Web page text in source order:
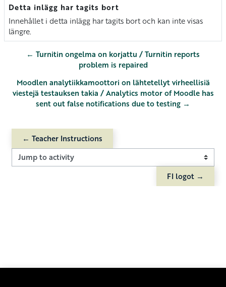
Detta inlägg har tagits bort
Antal svar: 0
Innehållet i detta inlägg har tagits bort och kan inte visas
längre.
← Turnitin ongelma on korjattu / Turnitin reports
problem is repaired
Moodlen analytiikkamoottori on lähtetellyt virheellisiä
viestejä testauksen takia / Analytics motor of Moodle has
sent out false notifications due to testing →
← Teacher Instructions
Jump to activity
FI logot →